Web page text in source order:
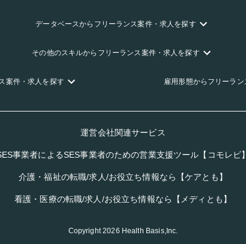
データベースからフリーランス案件・求人を探す
その他のスキルからフリーランス案件・求人を探す
案件・求人を探す 雇用形態からフリーラン
運営会社関連サービス
事業者によるSES事業者のための営業支援ツール【コモレビ】
介護・福祉の転職/求人/お役立ち情報なら【ケアとも】
看護・医療の転職/求人/お役立ち情報なら【メディとも】
Copyright2026 Health Basis,Inc.